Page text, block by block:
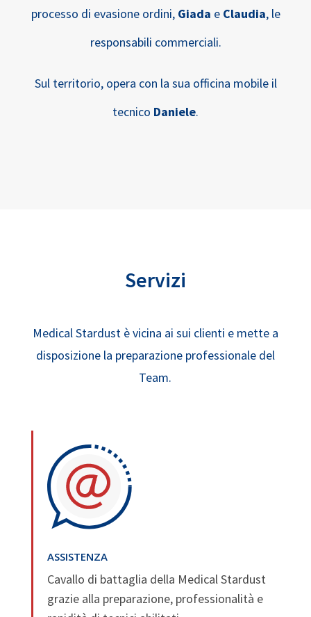
processo di evasione ordini, Giada eClaudia, le
responsabili commerciali.
Sul territorio, opera con la sua officina mobile il
tecnico Daniele.
Servizi
Medical Stardust è vicina ai sui clienti e mette a
disposizione la preparazione professionale del
Team.
ASSISTENZA
Cavallo di battaglia della Medical Stardust
grazie alla preparazione, professionalità e